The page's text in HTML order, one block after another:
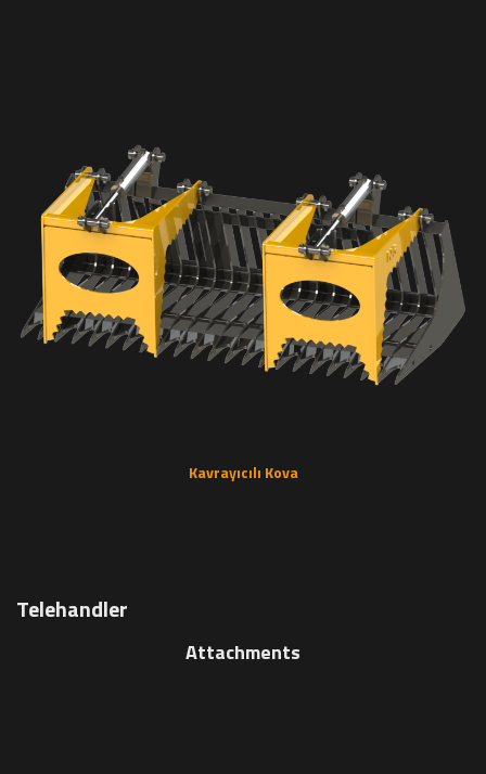
Kavrayıcılı Kova
Telehandler
Attachments